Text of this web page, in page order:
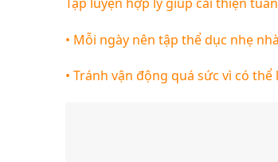
• Mỗi ngày nên tập thể dục nhẹ
• Tránh vận động quá sức vì có